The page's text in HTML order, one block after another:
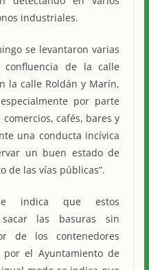
industriales.
se levantaron varias
de la calle
la calle Roldán y Marín,
por parte
cafés, bares y
una conducta incívica
un buen estado de
de las vías públicas”.
indica que estos
sacar las basuras sin
de los contenedores
por el Ayuntamiento de